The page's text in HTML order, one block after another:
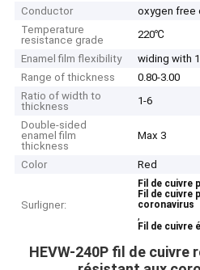
Conductor
oxygen free
Temperature
resistance grade
220℃
Enamel film flexibility
widing with
Range of thickness
0.80-3.00
Ratio of width to
thickness
1-6
Double-sided
enamel film
thickness
Max 3
Color Red
Surligner:
Fil de cuivre
Fil de cuivre
coronavirus
,
Fil de cuivre
HEVW-240P fil de cuivre